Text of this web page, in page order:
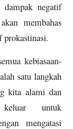
negatif
membahas
prokastinasi.
kebiasaan-
satu langkah
kita alami dan
untuk
mengatasi